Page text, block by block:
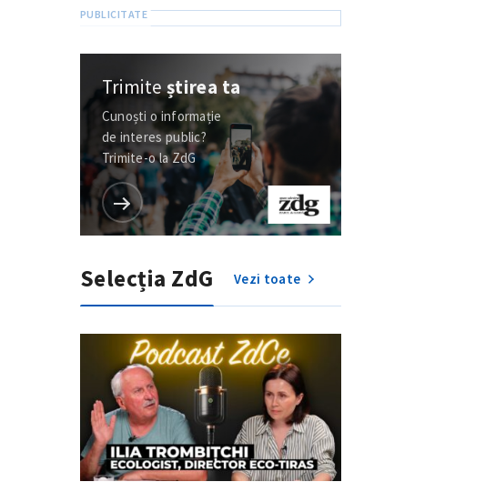
Trimiteștirea ta
Cunoști o informație
de interes public?
Trimite-o la ZdG
Selecția ZdG Vezi toate